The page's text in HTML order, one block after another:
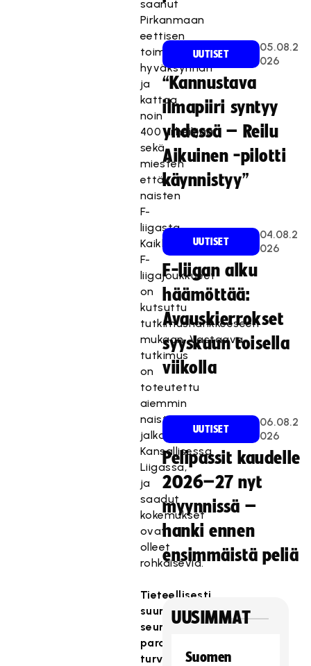
saanut
Pirkanmaan
eettisen
toimikunnan
hyväksynnän
ja
kattaa
noin
400 urheilijaa
sekä
miesten
että
naisten
F-
liigasta.
Kaikki
F-
liigajoukkueet
on
kutsuttu
tutkimushankkeeseen
mukaan. Vastaava
tutkimus
on
toteutettu
aiemmin
naisten
jalkapallossa
Kansallisessa
Liigassa,
ja
saadut
kokemukset
ovat
olleet
rohkaisevia.
Tieteellisesti
suunniteltu
seuranta
parantaa
turvallisuutta
UUTISET
05.08.2
026
“Kannustava
ilmapiiri syntyy
yhdessä – Reilu
Aikuinen -pilotti
käynnistyy”
UUTISET
04.08.2
026
F-liigan alku
häämöttää:
Avauskierrokset
syyskuun toisella
viikolla
UUTISET
06.08.2
026
Pelipassit kaudelle
2026–27 nyt
myynnissä –
hanki ennen
ensimmäistä peliä
UUSIMMAT
Suomen